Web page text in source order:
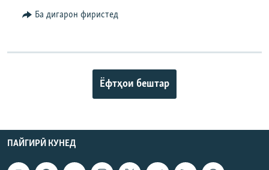
Ба дигарон фиристед
Ёфтҳои бештар
ПАЙГИРӢ КУНЕД